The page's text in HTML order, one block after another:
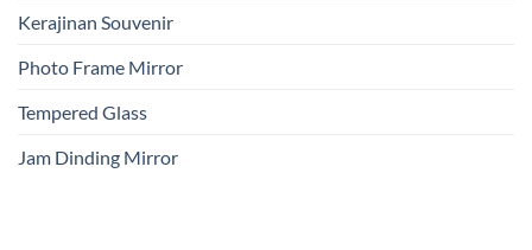
Kerajinan Souvenir
Photo Frame Mirror
Tempered Glass
Jam Dinding Mirror